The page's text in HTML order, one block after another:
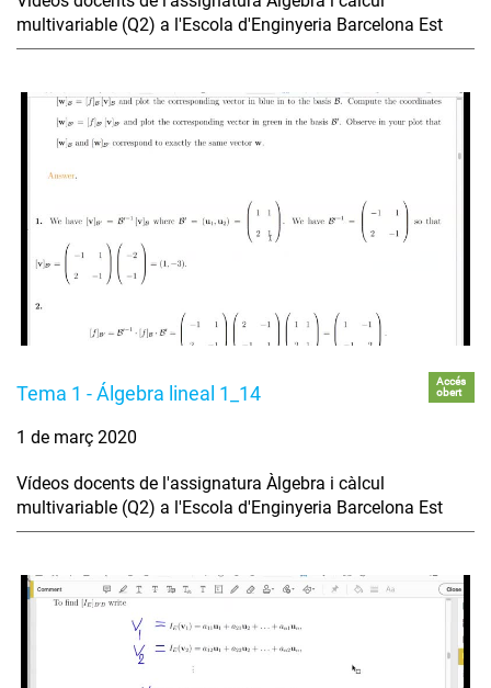
multivariable (Q2) a l'Escola d'Enginyeria Barcelona Est
Tema 1 - Álgebra lineal 1_14
Accés
obert
1 de març 2020
Vídeos docents de l'assignatura Àlgebra i càlcul
multivariable (Q2) a l'Escola d'Enginyeria Barcelona Est